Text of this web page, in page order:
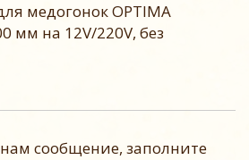
медогонок OPTIMA
мм на 12V/220V, без
сообщение, заполните